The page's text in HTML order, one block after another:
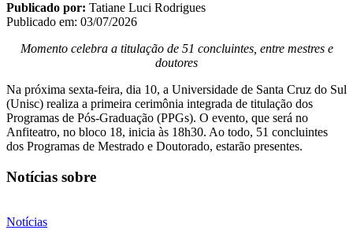
Publicado por: Tatiane Luci Rodrigues
Publicado em: 03/07/2026
Momento celebra a titulação de 51 concluintes, entre mestres e
doutores
Na próxima sexta-feira, dia 10, a Universidade de Santa Cruz do Sul
(Unisc) realiza a primeira cerimônia integrada de titulação dos
Programas de Pós-Graduação (PPGs). O evento, que será no
Anfiteatro, no bloco 18, inicia às 18h30. Ao todo, 51 concluintes
dos Programas de Mestrado e Doutorado, estarão presentes.
Notícias sobre
Notícias